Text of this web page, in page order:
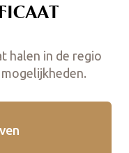
halen in de regio